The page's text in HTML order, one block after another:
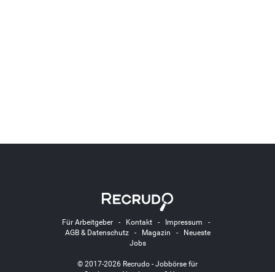
Für Arbeitgeber- Kontakt- Impressum -
AGB & Datenschutz- Magazin -
Neueste
Jobs
© 2017-2026 Recrudo - Jobbörse für